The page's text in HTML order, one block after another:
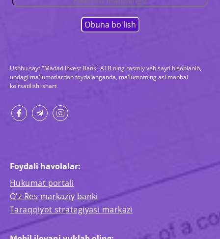
Ushbu sayt "Madad Invest Bank" ATB ning rasmiy veb sayti hisoblanib,
undagi ma'lumotlardan foydalanganda, ma'lumotning asl manbai
ko'rsatilishi shart
Foydali havolalar:
Hukumat portali
O'z Res markaziy banki
Taraqqiyot strategiyasi markazi